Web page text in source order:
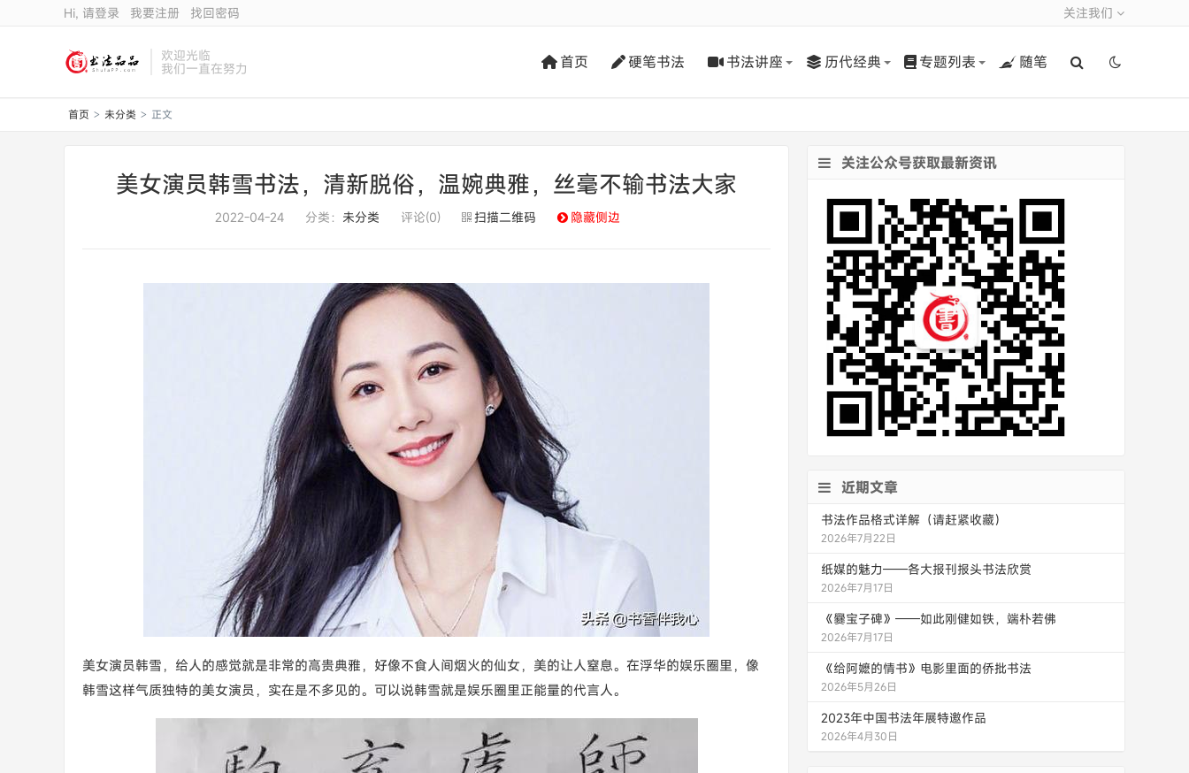
关注我们
Hi, 请登录 我要注册 找回密码
欢迎光临
我们一直在努力 首页 硬笔书法 书法讲座 历代经典 专题列表 随笔
首页 > 未分类 > 正文
美女演员韩雪书法，清新脱俗，温婉典雅，丝毫不输书法大家
2022-04-24 分类： 未分类 评论(0) 扫描二维码 隐藏侧边
美女演员韩雪，给人的感觉就是非常的高贵典雅，好像不食人间烟火的仙女，美的让人窒息。在浮华的娱乐圈里，像
韩雪这样气质独特的美女演员，实在是不多见的。可以说韩雪就是娱乐圈里正能量的代言人。
关注公众号获取最新资讯
近期文章
书法作品格式详解（请赶紧收藏）
2026年7月22日
纸媒的魅力——各大报刊报头书法欣赏
2026年7月17日
《爨宝子碑》——如此刚健如铁，端朴若佛
2026年7月17日
《给阿嬷的情书》电影里面的侨批书法
2026年5月26日
2023年中国书法年展特邀作品
2026年4月30日